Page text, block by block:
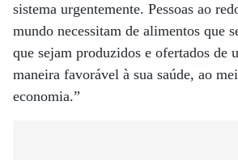
sistema urgentemente. Pessoas ao
mundo necessitam de alimentos que
que sejam produzidos e ofertados de
maneira favorável à sua saúde, ao
economia.”